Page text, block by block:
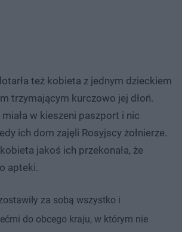
też kobieta z jednym dzieckiem
trzymającym kurczowo jej dłoń.
miała w kieszeni paszport i nic
ich dom zajęli Rosyjscy żołnierze.
jakoś ich przekonała, że
apteki.
za sobą wszystko i
do obcego kraju, w którym nie